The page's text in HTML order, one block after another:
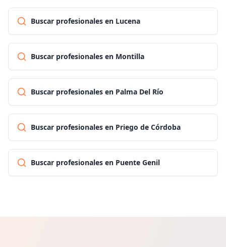
Buscar profesionales en Lucena
Buscar profesionales en Montilla
Buscar profesionales en Palma Del Río
Buscar profesionales en Priego de Córdoba
Buscar profesionales en Puente Genil